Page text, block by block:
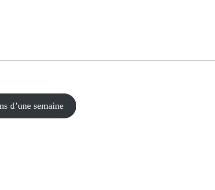
d’une semaine